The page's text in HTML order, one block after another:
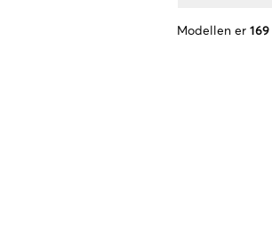
Modellen er 169